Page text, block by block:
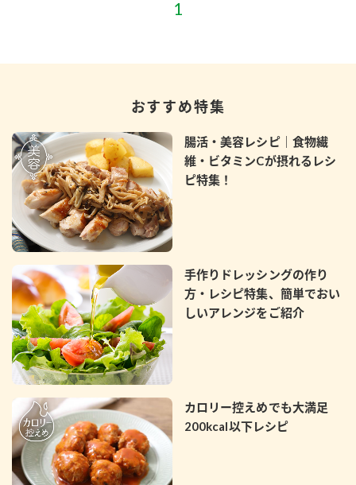
人気商品 ＋ おすすめレシピ
キッザニア東京「ぽん酢工房」
検索
業務用サイト ミツカングループについて
おすすめ特集
腸活・美容レシピ｜食物繊
維・ビタミンCが摂れるレシ
ピ特集！
手作りドレッシングの作り
方・レシピ特集、簡単でおい
しいアレンジをご紹介
カロリー控えめでも大満足
200kcal以下レシピ